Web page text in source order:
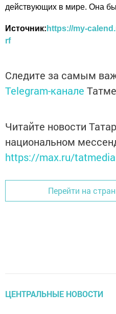
действующих в мире. Она
Источник: https://my-
rf
Следите за самым
Telegram-канале
Читайте новости
национальном
https://max.ru/tatmedia
Перейти на
ЦЕНТРАЛЬНЫЕ НОВОСТИ